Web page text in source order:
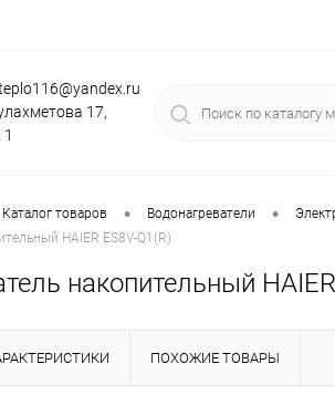
17,
Каталог товаров • Водонагреватели •
HAIER ES8V-Q1(R)
накопительный
ПОХОЖИЕ ТОВАРЫ